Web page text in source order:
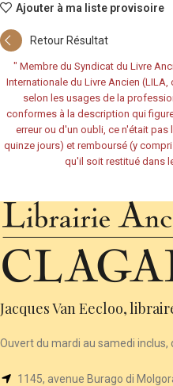
Ajouter à ma liste provisoire
Retour Résultat
" Membre du Syndicat du Livre
Internationale du Livre Ancien
selon les usages de la
conformes à la description qui
erreur ou d'un oubli, ce n'était
quinze jours) et remboursé (y
qu'il soit restitué dans
Jacques Van Eecloo,
Ouvert du mardi au samedi inclus,
1145, avenue Burago di